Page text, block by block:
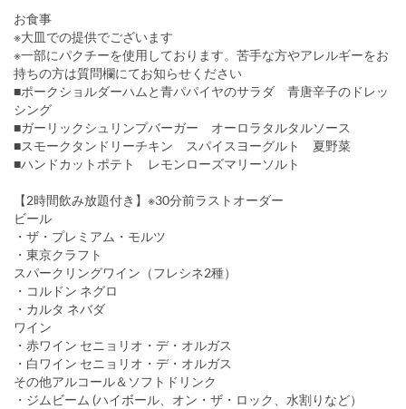
お食事
※大皿での提供でございます
※一部にパクチーを使用しております。苦手な方やアレルギーをお
持ちの方は質問欄にてお知らせください
■ポークショルダーハムと青パパイヤのサラダ 青唐辛子のドレッ
シング
■ガーリックシュリンプバーガー オーロラタルタルソース
■スモークタンドリーチキン スパイスヨーグルト 夏野菜
■ハンドカットポテト レモンローズマリーソルト
【2時間飲み放題付き】※30分前ラストオーダー
ビール
・ザ・プレミアム・モルツ
・東京クラフト
スパークリングワイン（フレシネ2種）
・コルドン ネグロ
・カルタ ネバダ
ワイン
・赤ワイン セニョリオ・デ・オルガス
・白ワイン セニョリオ・デ・オルガス
その他アルコール＆ソフトドリンク
・ジムビーム (ハイボール、オン・ザ・ロック、水割りなど）